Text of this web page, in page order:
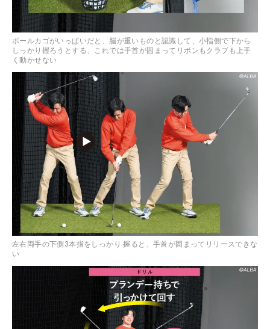
ボールカゴがいっぱいだと、脳が重いものと認識して、小指側で下から
しっかり握ろうとする、これでは手首が固まってリボンもクラブも上手
く動かせない
左右両手の下側3本指をしっかり 握ると、手首が固まってリリースできな
い